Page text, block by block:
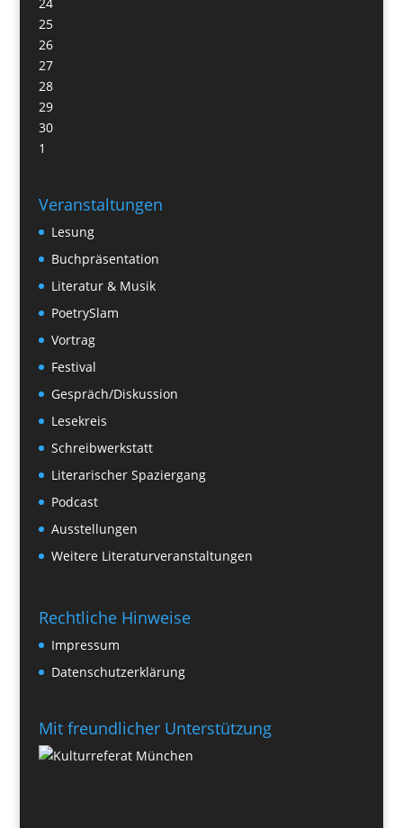
25
26
27
28
29
30
1
Veranstaltungen
Lesung
Buchpräsentation
Literatur & Musik
PoetrySlam
Vortrag
Festival
Gespräch/Diskussion
Lesekreis
Schreibwerkstatt
Literarischer Spaziergang
Podcast
Ausstellungen
Weitere Literaturveranstaltungen
Rechtliche Hinweise
Impressum
Datenschutzerklärung
Mit freundlicher Unterstützung